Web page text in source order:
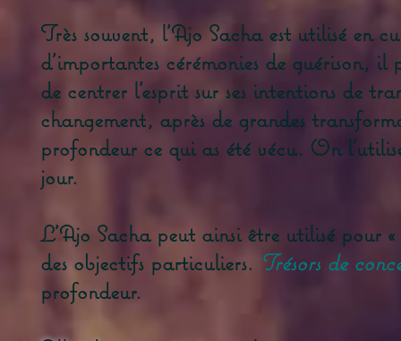
Très souvent, l'Ajo Sacha est utilisé en
d'importantes cérémonies de guérison,
de centrer l'esprit sur ses intentions de
changement, après de grandes
profondeur ce qui as été vécu. On
jour.
L'Ajo Sacha peut ainsi être utilisé pour
des objectifs particuliers. Trésors de
profondeur.